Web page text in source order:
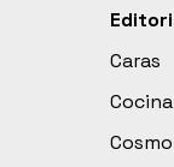
Caras